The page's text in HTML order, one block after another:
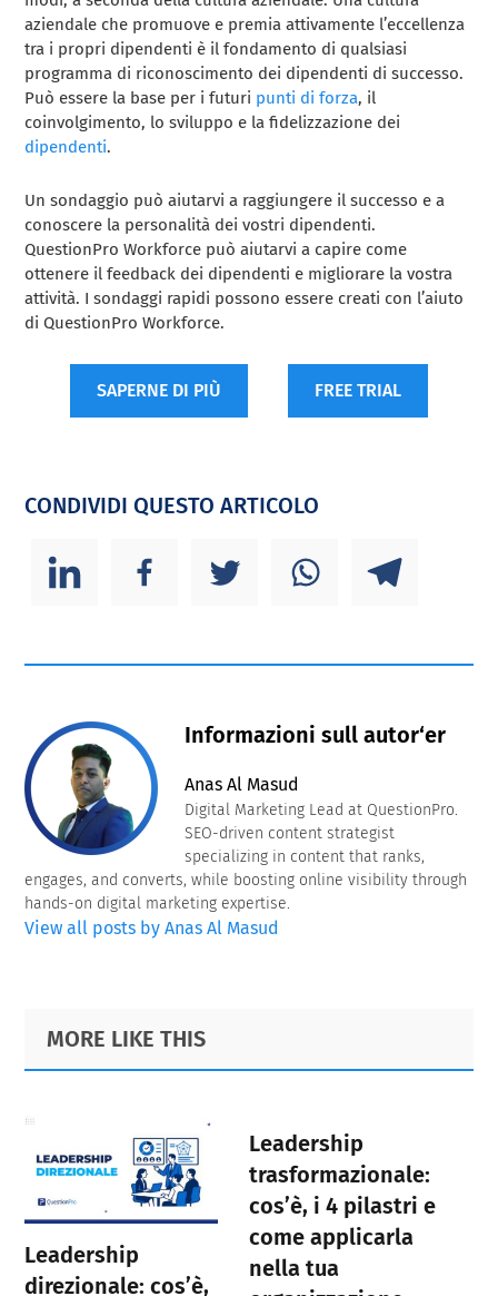
aziendale che promuove e premia attivamente l’eccellenza
tra i propri dipendenti è il fondamento di qualsiasi
programma di riconoscimento dei dipendenti di successo.
Può essere la base per i futuri punti di forza, il
coinvolgimento, lo sviluppo e la fidelizzazione dei
dipendenti.
Un sondaggio può aiutarvi a raggiungere il successo e a
conoscere la personalità dei vostri dipendenti.
QuestionPro Workforce può aiutarvi a capire come
ottenere il feedback dei dipendenti e migliorare la vostra
attività. I sondaggi rapidi possono essere creati con l’aiuto
di QuestionPro Workforce.
SAPERNE DI PIÙ FREE TRIAL
CONDIVIDI QUESTO ARTICOLO
Informazioni sull autor‘er
Anas Al Masud
Digital Marketing Lead at QuestionPro.
SEO-driven content strategist
specializing in content that ranks,
engages, and converts, while boosting online visibility through
hands-on digital marketing expertise.
View all posts by Anas Al Masud
Primary
Sidebar
Footer
MORE LIKE THIS
Leadership
direzionale: cos’è,
Leadership
trasformazionale:
cos’è, i 4 pilastri e
come applicarla
nella tua